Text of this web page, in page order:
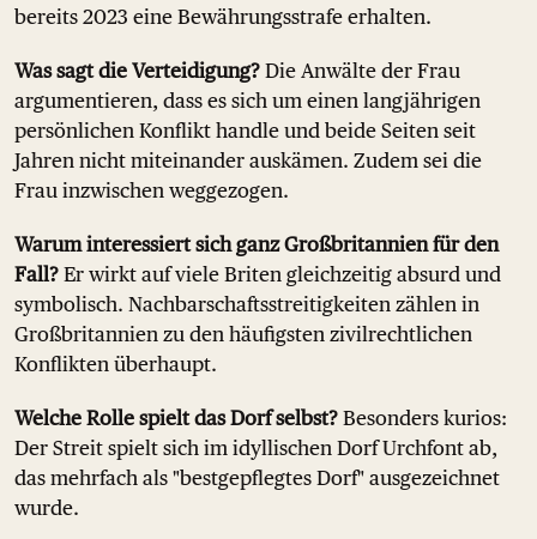
bereits 2023 eine Bewährungsstrafe erhalten.
Was sagt die Verteidigung? Die Anwälte der Frau
argumentieren, dass es sich um einen langjährigen
persönlichen Konflikt handle und beide Seiten seit
Jahren nicht miteinander auskämen. Zudem sei die
Frau inzwischen weggezogen.
Warum interessiert sich ganz Großbritannien für den
Fall? Er wirkt auf viele Briten gleichzeitig absurd und
symbolisch. Nachbarschaftsstreitigkeiten zählen in
Großbritannien zu den häufigsten zivilrechtlichen
Konflikten überhaupt.
Welche Rolle spielt das Dorf selbst? Besonders kurios:
Der Streit spielt sich im idyllischen Dorf Urchfont ab,
das mehrfach als "bestgepflegtes Dorf" ausgezeichnet
wurde.